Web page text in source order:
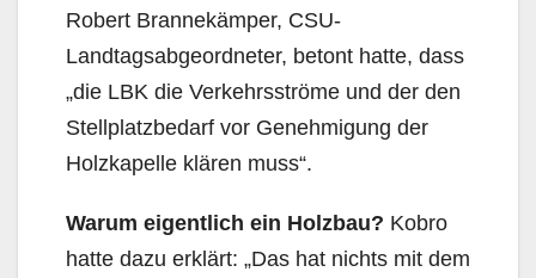
Robert Brannekämper, CSU-
Landtagsabgeordneter, betont hatte, dass
„die LBK die Verkehrsströme und der den
Stellplatzbedarf vor Genehmigung der
Holzkapelle klären muss“.
Warum eigentlich ein Holzbau? Kobro
hatte dazu erklärt: „Das hat nichts mit dem